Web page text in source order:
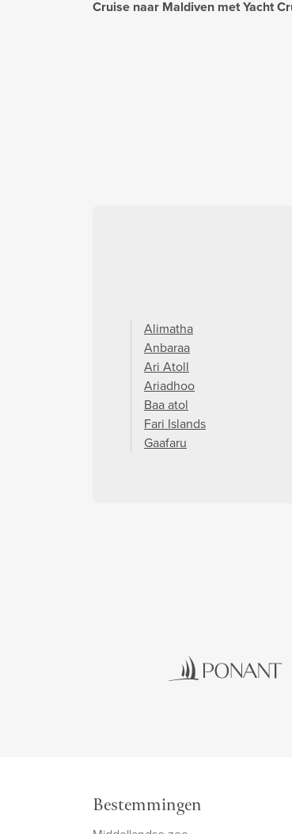
Cruise naar Maldiven met Yacht
Alimatha
Anbaraa
Ari Atoll
Ariadhoo
Baa atol
Fari Islands
Gaafaru
Bestemmingen